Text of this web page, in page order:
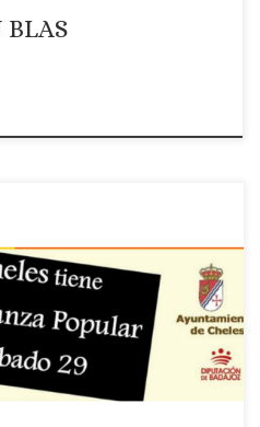
BLAS
Matanza Popular de Cheles